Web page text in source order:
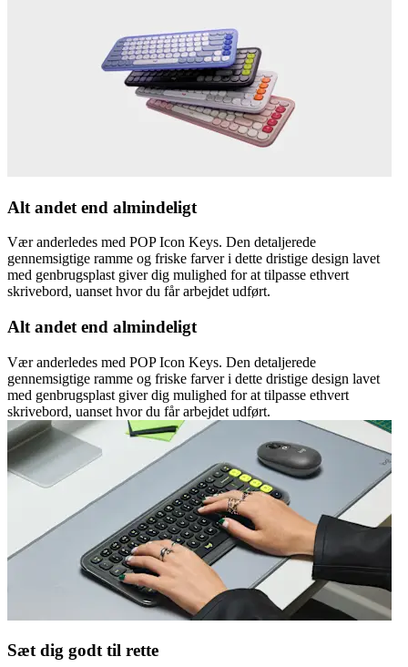
Alt andet end almindeligt
Vær anderledes med POP Icon Keys. Den detaljerede
gennemsigtige ramme og friske farver i dette dristige design lavet
med genbrugsplast giver dig mulighed for at tilpasse ethvert
skrivebord, uanset hvor du får arbejdet udført.
Alt andet end almindeligt
Vær anderledes med POP Icon Keys. Den detaljerede
gennemsigtige ramme og friske farver i dette dristige design lavet
med genbrugsplast giver dig mulighed for at tilpasse ethvert
skrivebord, uanset hvor du får arbejdet udført.
Sæt dig godt til rette